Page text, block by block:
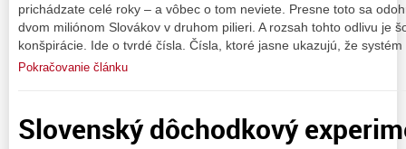
prichádzate celé roky – a vôbec o tom neviete. Presne toto sa
dvom miliónom Slovákov v druhom pilieri. A rozsah tohto odlivu je
konšpirácie. Ide o tvrdé čísla. Čísla, ktoré jasne ukazujú, že
Pokračovanie článku
Slovenský dôchodkový